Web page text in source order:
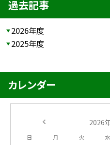
過去記事
2026年度
2025年度
カレンダー
2026
日 月 火 水